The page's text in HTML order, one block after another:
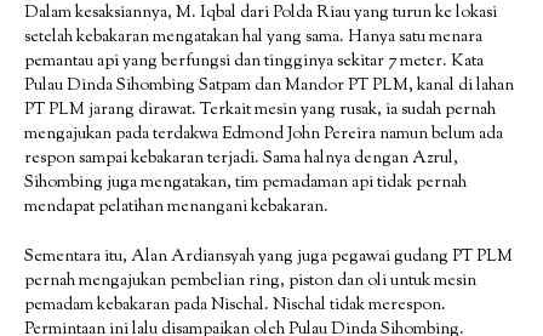
Dalam kesaksiannya, M. Iqbal dari Polda Riau yang turun ke lokasi
setelah kebakaran mengatakan hal yang sama. Hanya satu menara
pemantau api yang berfungsi dan tingginya sekitar 7 meter. Kata
Pulau Dinda Sihombing Satpam dan Mandor PT PLM, kanal di lahan
PT PLM jarang dirawat. Terkait mesin yang rusak, ia sudah pernah
mengajukan pada terdakwa Edmond John Pereira namun belum ada
respon sampai kebakaran terjadi. Sama halnya dengan Azrul,
Sihombing juga mengatakan, tim pemadaman api tidak pernah
mendapat pelatihan menangani kebakaran.
Sementara itu, Alan Ardiansyah yang juga pegawai gudang PT PLM
pernah mengajukan pembelian ring, piston dan oli untuk mesin
pemadam kebakaran pada Nischal. Nischal tidak merespon.
Permintaan ini lalu disampaikan oleh Pulau Dinda Sihombing.